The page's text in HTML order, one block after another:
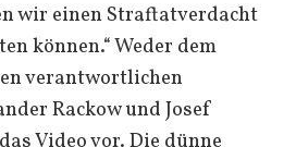
wir einen Straftatverdacht
können.“ Weder dem
verantwortlichen
Rackow und Josef